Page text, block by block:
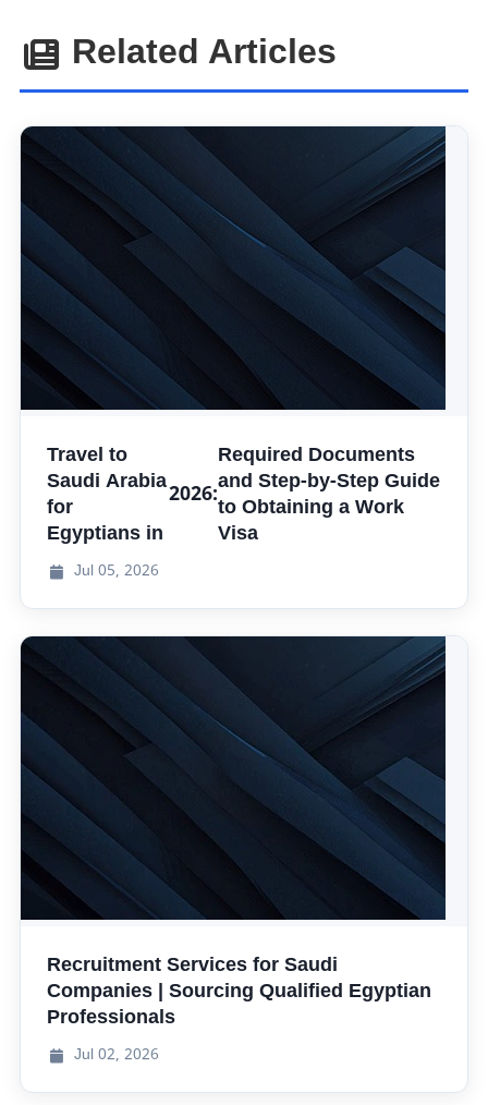
Related Articles
Travel to
Saudi Arabia
for
Egyptians in
2026:
Required Documents
and Step-by-Step Guide
to Obtaining a Work
Visa
Jul05, 2026
Recruitment Services for Saudi
Companies | Sourcing Qualified Egyptian
Professionals
Jul02, 2026